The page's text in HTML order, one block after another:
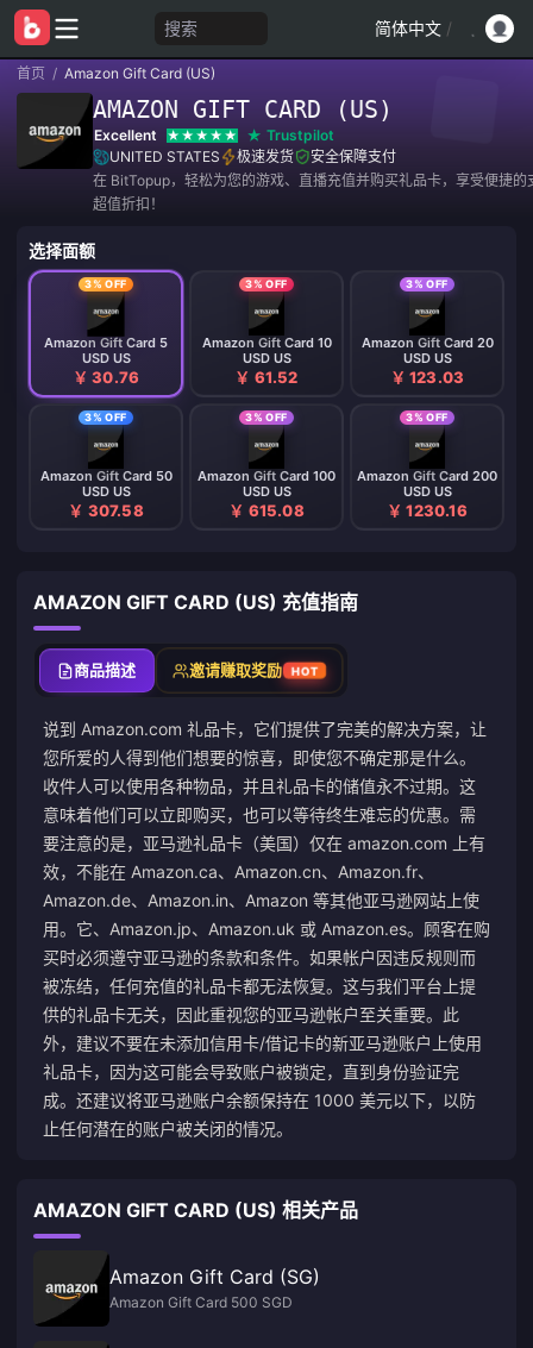
搜索 简体中文 /
首页 / Amazon Gift Card (US)
AMAZON GIFT CARD (US)
Excellent
Trustpilot
UNITED STATES
极速发货
安全保障支付
在 BitTopup，轻松为您的游戏、直播充值并购买礼品卡，享受便捷的
超值折扣！
选择面额
3% OFF
Amazon Gift Card 5
USD US
￥ 30.76
3% OFF
Amazon Gift Card 10
USD US
￥ 61.52
3% OFF
Amazon Gift Card 20
USD US
￥ 123.03
3% OFF
Amazon Gift Card 50
USD US
￥ 307.58
3% OFF
Amazon Gift Card 100
USD US
￥ 615.08
3% OFF
Amazon Gift Card 200
USD US
￥ 1230.16
AMAZON GIFT CARD (US) 充值指南
商品描述 邀请赚取奖励 HOT
说到 Amazon.com 礼品卡，它们提供了完美的解决方案，让
您所爱的人得到他们想要的惊喜，即使您不确定那是什么。
收件人可以使用各种物品，并且礼品卡的储值永不过期。这
意味着他们可以立即购买，也可以等待终生难忘的优惠。需
要注意的是，亚马逊礼品卡（美国）仅在 amazon.com 上有
效，不能在 Amazon.ca、Amazon.cn、Amazon.fr、
Amazon.de、Amazon.in、Amazon 等其他亚马逊网站上使
用。它、Amazon.jp、Amazon.uk 或 Amazon.es。顾客在购
买时必须遵守亚马逊的条款和条件。如果帐户因违反规则而
被冻结，任何充值的礼品卡都无法恢复。这与我们平台上提
供的礼品卡无关，因此重视您的亚马逊帐户至关重要。此
外，建议不要在未添加信用卡/借记卡的新亚马逊账户上使用
礼品卡，因为这可能会导致账户被锁定，直到身份验证完
成。还建议将亚马逊账户余额保持在 1000 美元以下，以防
止任何潜在的账户被关闭的情况。
AMAZON GIFT CARD (US) 相关产品
Amazon Gift Card (SG)
Amazon Gift Card 500 SGD